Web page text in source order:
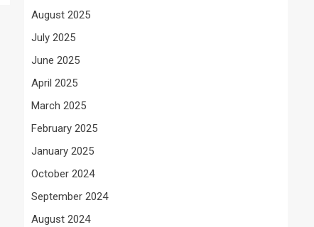
August 2025
July 2025
June 2025
April 2025
March 2025
February 2025
January 2025
October 2024
September 2024
August 2024